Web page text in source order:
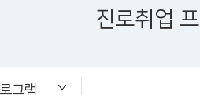
진로취업
그램